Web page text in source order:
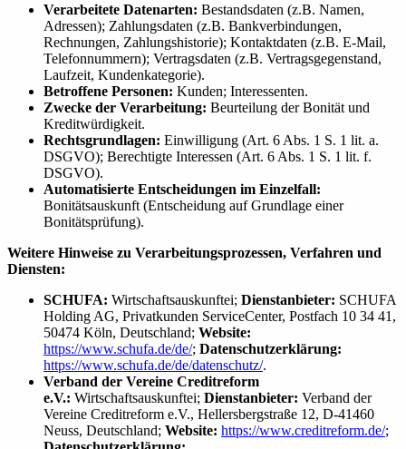
Verarbeitete Datenarten: Bestandsdaten (z.B. Namen,
Adressen); Zahlungsdaten (z.B. Bankverbindungen,
Rechnungen, Zahlungshistorie); Kontaktdaten (z.B. E-Mail,
Telefonnummern); Vertragsdaten (z.B. Vertragsgegenstand,
Laufzeit, Kundenkategorie).
Betroffene Personen: Kunden; Interessenten.
Zwecke der Verarbeitung: Beurteilung der Bonität und
Kreditwürdigkeit.
Rechtsgrundlagen: Einwilligung (Art. 6 Abs. 1 S. 1 lit. a.
DSGVO); Berechtigte Interessen (Art. 6 Abs. 1 S. 1 lit. f.
DSGVO).
Automatisierte Entscheidungen im Einzelfall:
Bonitätsauskunft (Entscheidung auf Grundlage einer
Bonitätsprüfung).
Weitere Hinweise zu Verarbeitungsprozessen, Verfahren und
Diensten:
SCHUFA: Wirtschaftsauskunftei; Dienstanbieter: SCHUFA
Holding AG, Privatkunden ServiceCenter, Postfach 10 34 41,
50474 Köln, Deutschland; Website:
https://www.schufa.de/de/; Datenschutzerklärung:
https://www.schufa.de/de/datenschutz/.
Verband der Vereine Creditreform
e.V.: Wirtschaftsauskunftei; Dienstanbieter: Verband der
Vereine Creditreform e.V., Hellersbergstraße 12, D-41460
Neuss, Deutschland; Website: https://www.creditreform.de/;